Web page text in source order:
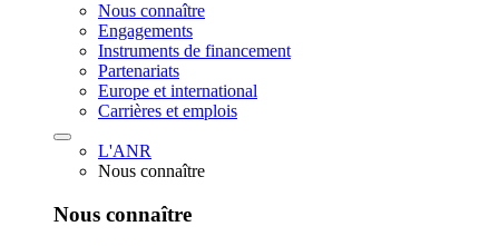
Nous connaître
Engagements
Instruments de financement
Partenariats
Europe et international
Carrières et emplois
L'ANR
Nous connaître
Nous connaître